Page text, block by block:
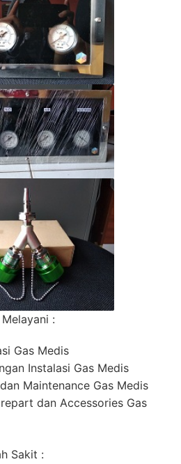
:
Gas Medis
Instalasi Gas Medis
Maintenance Gas Medis
dan Accessories Gas
Sakit :